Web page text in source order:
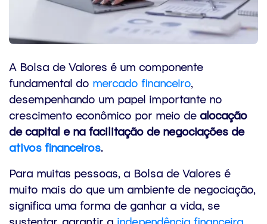
A Bolsa de Valores é um componente
fundamental do mercado financeiro,
desempenhando um papel importante no
crescimento econômico por meio de alocação
de capital e na facilitação de negociações de
ativos financeiros.
Para muitas pessoas, a Bolsa de Valores é
muito mais do que um ambiente de negociação,
significa uma forma de ganhar a vida, se